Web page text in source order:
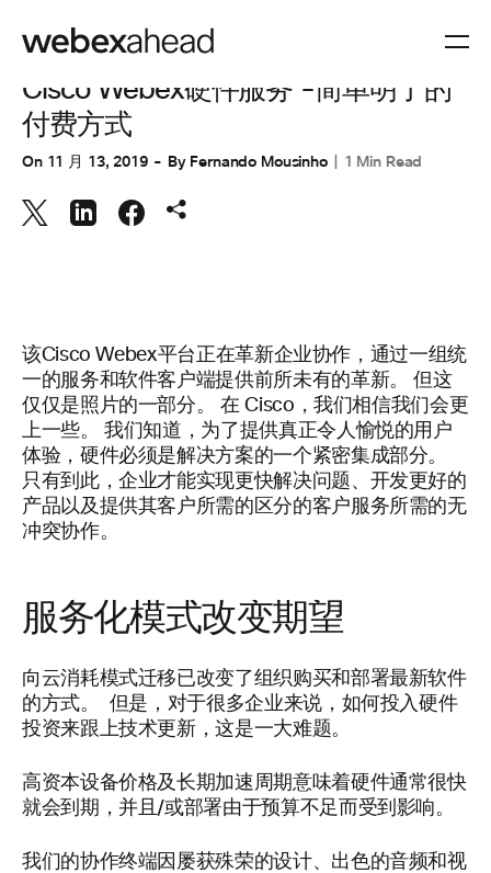
协作 ,协作设备
Cisco Webex硬件服务 -简单明了的
付费方式
On 11 月 13, 2019 By Fernando Mousinho 1 Min Read
该Cisco Webex平台正在革新企业协作，通过一组统
一的服务和软件客户端提供前所未有的革新。 但这
仅仅是照片的一部分。 在 Cisco，我们相信我们会更
上一些。 我们知道，为了提供真正令人愉悦的用户
体验，硬件必须是解决方案的一个紧密集成部分。
只有到此，企业才能实现更快解决问题、开发更好的
产品以及提供其客户所需的区分的客户服务所需的无
冲突协作。
服务化模式改变期望
向云消耗模式迁移已改变了组织购买和部署最新软件
的方式。 但是，对于很多企业来说，如何投入硬件
投资来跟上技术更新，这是一大难题。
高资本设备价格及长期加速周期意味着硬件通常很快
就会到期，并且/或部署由于预算不足而受到影响。
我们的协作终端因屡获殊荣的设计、出色的音频和视